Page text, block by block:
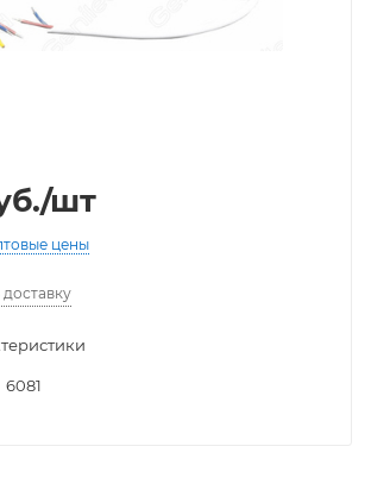
/шт
цены
доставку
6081